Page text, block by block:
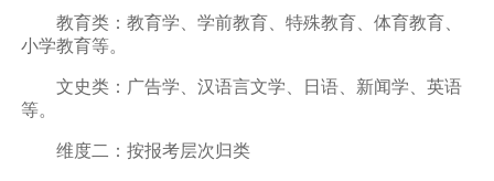
教育类：教育学、学前教育、特殊教育、体育教育、
小学教育等。
文史类：广告学、汉语言文学、日语、新闻学、英语
等。
维度二：按报考层次归类